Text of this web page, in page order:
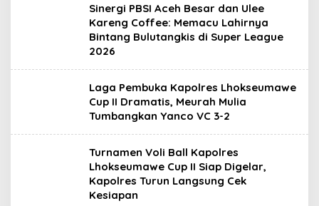
Sinergi PBSI Aceh Besar dan Ulee
Kareng Coffee: Memacu Lahirnya
Bintang Bulutangkis di Super League
2026
Laga Pembuka Kapolres Lhokseumawe
Cup II Dramatis, Meurah Mulia
Tumbangkan Yanco VC 3-2
Turnamen Voli Ball Kapolres
Lhokseumawe Cup II Siap Digelar,
Kapolres Turun Langsung Cek
Kesiapan